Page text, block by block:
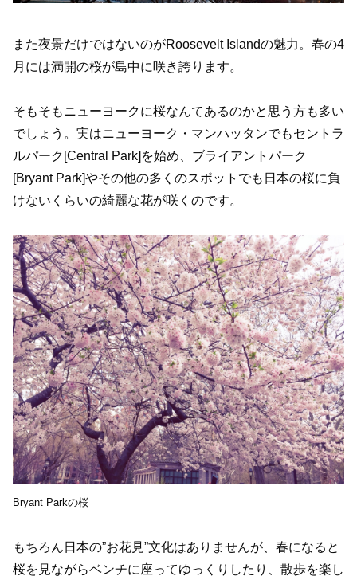
また夜景だけではないのがRoosevelt Islandの魅力。春の4
月には満開の桜が島中に咲き誇ります。
そもそもニューヨークに桜なんてあるのかと思う方も多い
でしょう。実はニューヨーク・マンハッタンでもセントラ
ルパーク[Central Park]を始め、ブライアントパーク
[Bryant Park]やその他の多くのスポットでも日本の桜に負
けないくらいの綺麗な花が咲くのです。
Bryant Parkの桜
もちろん日本の”お花見”文化はありませんが、春になると
桜を見ながらベンチに座ってゆっくりしたり、散歩を楽し